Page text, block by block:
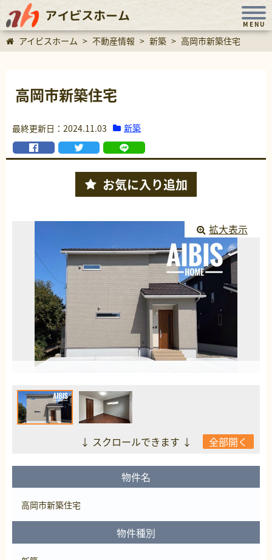
アイビスホーム
MENU
アイビスホーム > 不動産情報 > 新築 > 高岡市新築住宅
高岡市新築住宅
最終更新日：2024.11.03 新築
お気に入り追加
↓ スクロールできます ↓ 全部開く
拡大表示
物件名
高岡市新築住宅
物件種別